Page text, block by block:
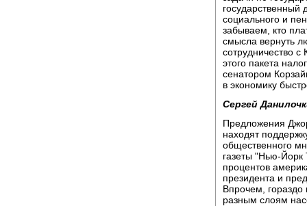
государственный
социального и
забываем, кто
смысла вернуть
сотрудничество с
этого пакета
сенатором
в экономику
Сергей
Предложения
находят
общественного
газеты "Нью-Йорк
процентов
президента и
Впрочем,
разным слоям